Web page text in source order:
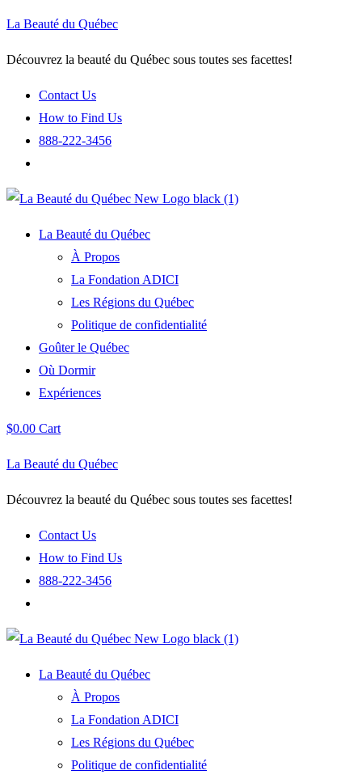
La Beauté du Québec
Découvrez la beauté du Québec sous toutes ses facettes!
Contact Us
How to Find Us
888-222-3456
La Beauté du Québec
À Propos
La Fondation ADICI
Les Régions du Québec
Politique de confidentialité
Goûter le Québec
Où Dormir
Expériences
$0.00 Cart
La Beauté du Québec
Découvrez la beauté du Québec sous toutes ses facettes!
Contact Us
How to Find Us
888-222-3456
La Beauté du Québec
À Propos
La Fondation ADICI
Les Régions du Québec
Politique de confidentialité